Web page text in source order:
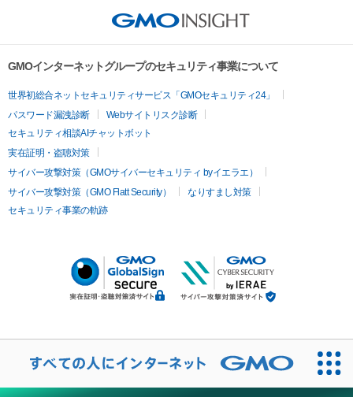
GMOインターネットグループのセキュリティ事業について
世界初総合ネットセキュリティサービス「GMOセキュリティ24」
パスワード漏洩診断
Webサイトリスク診断
セキュリティ相談AIチャットボット
実在証明・盗聴対策
サイバー攻撃対策（GMOサイバーセキュリティ byイエラエ）
サイバー攻撃対策（GMO Flatt Security）
なりすまし対策
セキュリティ事業の軌跡